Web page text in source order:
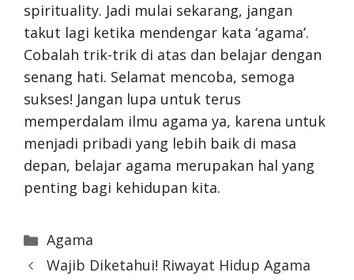
spirituality. Jadi mulai sekarang, jangan
takut lagi ketika mendengar kata ‘agama’.
Cobalah trik-trik di atas dan belajar dengan
senang hati. Selamat mencoba, semoga
sukses! Jangan lupa untuk terus
memperdalam ilmu agama ya, karena untuk
menjadi pribadi yang lebih baik di masa
depan, belajar agama merupakan hal yang
penting bagi kehidupan kita.
Categories
Agama
Wajib Diketahui! Riwayat Hidup Agama